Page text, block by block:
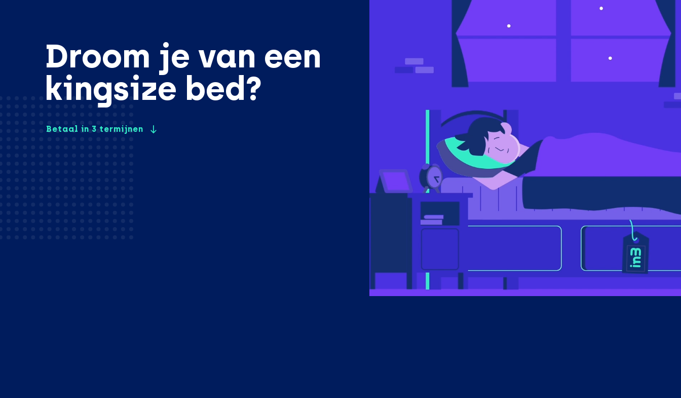
Droom je van een
kingsize bed?
Betaal in 3 termijnen